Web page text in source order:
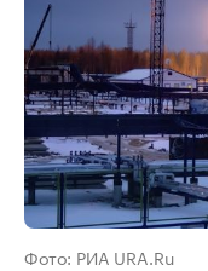
Фото: РИА URA.Ru